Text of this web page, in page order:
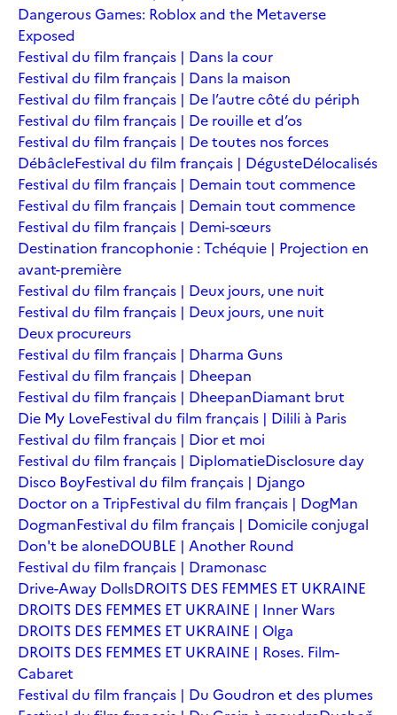
Dangerous Games: Roblox and the Metaverse
Exposed
Festival du film français | Dans la cour
Festival du film français | Dans la maison
Festival du film français | De l’autre côté du périph
Festival du film français | De rouille et d’os
Festival du film français | De toutes nos forces
DébâcleFestival du film français | DégusteDélocalisés
Festival du film français | Demain tout commence
Festival du film français | Demain tout commence
Festival du film français | Demi-sœurs
Destination francophonie : Tchéquie | Projection en
avant-première
Festival du film français | Deux jours, une nuit
Festival du film français | Deux jours, une nuit
Deux procureurs
Festival du film français | Dharma Guns
Festival du film français | Dheepan
Festival du film français | DheepanDiamant brut
Die My LoveFestival du film français | Dilili à Paris
Festival du film français | Dior et moi
Festival du film français | DiplomatieDisclosure day
Disco BoyFestival du film français | Django
Doctor on a TripFestival du film français | DogMan
DogmanFestival du film français | Domicile conjugal
Don't be aloneDOUBLE | Another Round
Festival du film français | Dramonasc
Drive-Away DollsDROITS DES FEMMES ET UKRAINE
DROITS DES FEMMES ET UKRAINE | Inner Wars
DROITS DES FEMMES ET UKRAINE | Olga
DROITS DES FEMMES ET UKRAINE | Roses. Film-
Cabaret
Festival du film français | Du Goudron et des plumes